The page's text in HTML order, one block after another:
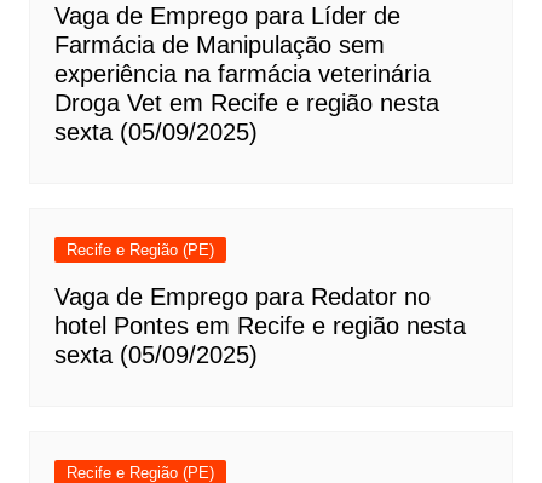
Vaga de Emprego para Líder de
Farmácia de Manipulação sem
experiência na farmácia veterinária
Droga Vet em Recife e região nesta
sexta (05/09/2025)
Recife e Região (PE)
Vaga de Emprego para Redator no
hotel Pontes em Recife e região nesta
sexta (05/09/2025)
Recife e Região (PE)